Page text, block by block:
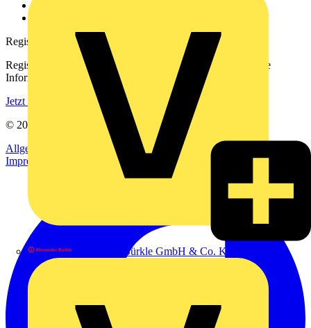
Alexander Bürkle GmbH & Co. KG
Registrierung
Registrieren Sie sich kostenlos und erhalten Sie stets aktuelle
Informationen aus der Elektroindustrie.
Jetzt registrieren
© 2002-
Voltimum
Allgemeine Geschäftsbedingungen
Datenschutzerklärung
Impressum